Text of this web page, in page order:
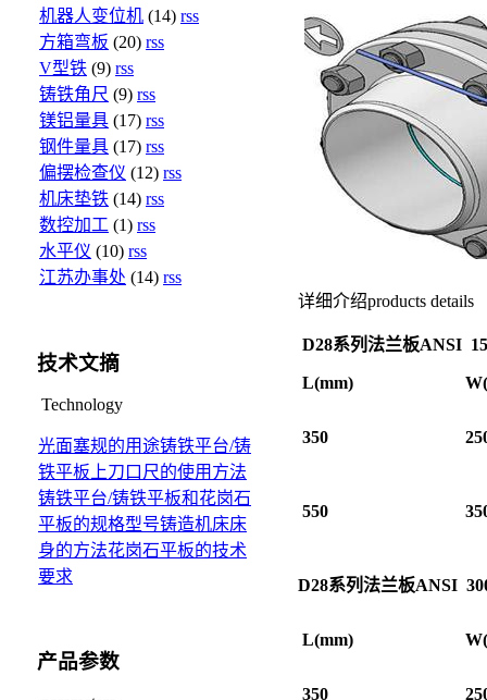
机器人变位机 (14) rss
方箱弯板 (20) rss
V型铁 (9) rss
铸铁角尺 (9) rss
镁铝量具 (17) rss
钢件量具 (17) rss
偏摆检查仪 (12) rss
机床垫铁 (14) rss
数控加工 (1) rss
水平仪 (10) rss
江苏办事处 (14) rss
技术文摘
Technology
光面塞规的用途铸铁平台/铸
铁平板上刀口尺的使用方法
铸铁平台/铸铁平板和花岗石
平板的规格型号铸造机床床
身的方法花岗石平板的技术
要求
产品参数
详细介绍products details
D28系列法兰板ANSI
L(mm)
350
550
D28系列法兰板ANSI
L(mm)
350